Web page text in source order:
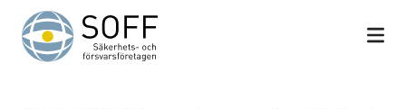
Hoppa till innehåll